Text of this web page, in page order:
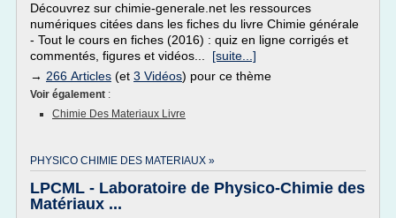
Découvrez sur chimie-generale.net les ressources
numériques citées dans les fiches du livre Chimie générale
- Tout le cours en fiches (2016) : quiz en ligne corrigés et
commentés, figures et vidéos... [suite...]
→ 266 Articles (et 3 Vidéos) pour ce thème
Voir également :
Chimie Des Materiaux Livre
PHYSICO CHIMIE DES MATERIAUX »
LPCML - Laboratoire de Physico-Chimie des
Matériaux ...